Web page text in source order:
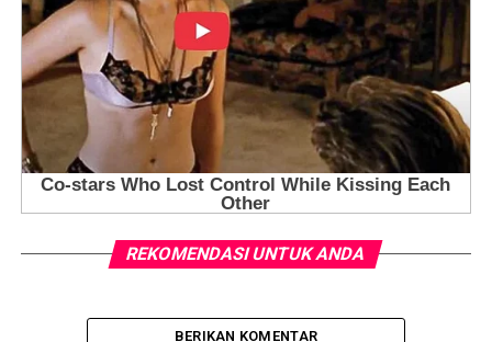
REKOMENDASI UNTUK ANDA
BERIKAN KOMENTAR